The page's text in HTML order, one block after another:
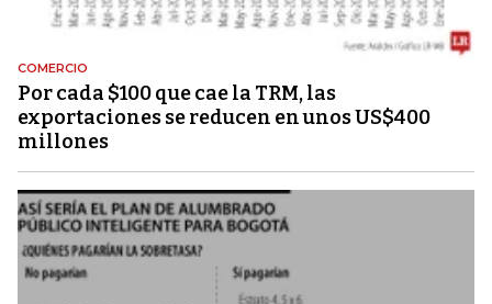
COMERCIO
Por cada $100 que cae la TRM, las
exportaciones se reducen en unos US$400
millones